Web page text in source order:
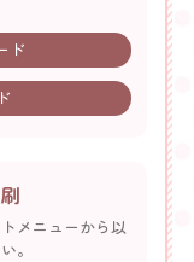
ド
メニューから 以
。